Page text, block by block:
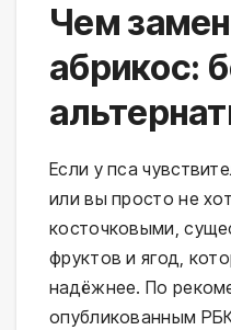
Чем
абрикос:
Если у пса
или вы просто не
косточковыми,
фруктов и ягод,
надёжнее. По
опубликованным